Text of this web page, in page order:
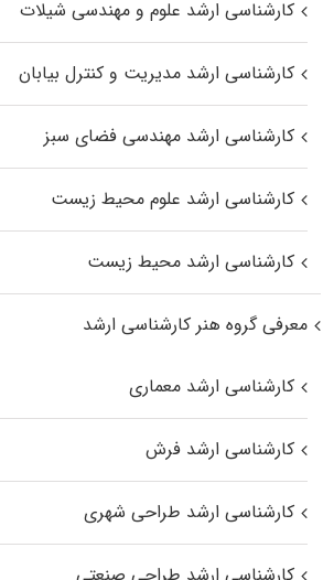
کارشناسی ارشد علوم و مهندسی شیلات
کارشناسی ارشد مدیریت و کنترل بیابان
کارشناسی ارشد مهندسی فضای سبز
کارشناسی ارشد علوم محیط‌ زیست
کارشناسی ارشد محیط زیست
معرفی گروه هنر کارشناسی ارشد
کارشناسی ارشد معماری
کارشناسی ارشد فرش
کارشناسی ارشد طراحی شهری